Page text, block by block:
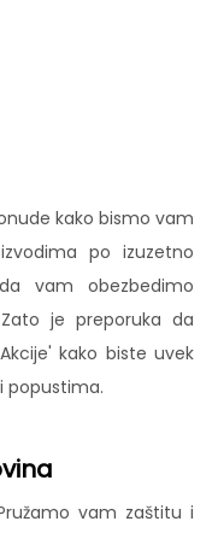
kako bismo vam
po izuzetno
vam obezbedimo
je preporuka da
kako biste uvek
popustima.
vam zaštitu i